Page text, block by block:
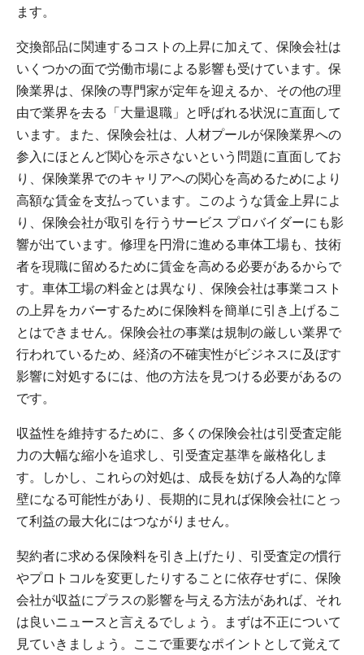
ます。
交換部品に関連するコストの上昇に加えて、保険会社は
いくつかの面で労働市場による影響も受けています。保
険業界は、保険の専門家が定年を迎えるか、その他の理
由で業界を去る「大量退職」と呼ばれる状況に直面して
います。また、保険会社は、人材プールが保険業界への
参入にほとんど関心を示さないという問題に直面してお
り、保険業界でのキャリアへの関心を高めるためにより
高額な賃金を支払っています。このような賃金上昇によ
り、保険会社が取引を行うサービス プロバイダーにも影
響が出ています。修理を円滑に進める車体工場も、技術
者を現職に留めるために賃金を高める必要があるからで
す。車体工場の料金とは異なり、保険会社は事業コスト
の上昇をカバーするために保険料を簡単に引き上げるこ
とはできません。保険会社の事業は規制の厳しい業界で
行われているため、経済の不確実性がビジネスに及ぼす
影響に対処するには、他の方法を見つける必要があるの
です。
収益性を維持するために、多くの保険会社は引受査定能
力の大幅な縮小を追求し、引受査定基準を厳格化しま
す。しかし、これらの対処は、成長を妨げる人為的な障
壁になる可能性があり、長期的に見れば保険会社にとっ
て利益の最大化にはつながりません。
契約者に求める保険料を引き上げたり、引受査定の慣行
やプロトコルを変更したりすることに依存せずに、保険
会社が収益にプラスの影響を与える方法があれば、それ
は良いニュースと言えるでしょう。まずは不正について
見ていきましょう。ここで重要なポイントとして覚えて